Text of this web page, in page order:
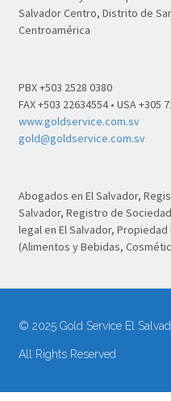
Salvador Centro, Distrito de
Centroamérica
PBX +503 2528 0380
FAX +503 22634554 • USA +305
www.goldservice.com.sv
gold@goldservice.com.sv
Abogados en El Salvador,
Salvador, Registro de
legal en El Salvador,
(Alimentos y Bebidas,
© 2025 Gold Service El
All Rights Reserved